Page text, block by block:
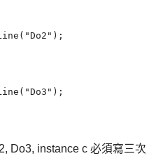
Do3, instance c 必須寫三次